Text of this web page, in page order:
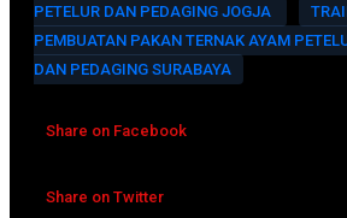
PETELUR DAN PEDAGING JOGJA
PEMBUATAN PAKAN TERNAK AYAM
DAN PEDAGING SURABAYA
Share on Facebook
Share on Twitter